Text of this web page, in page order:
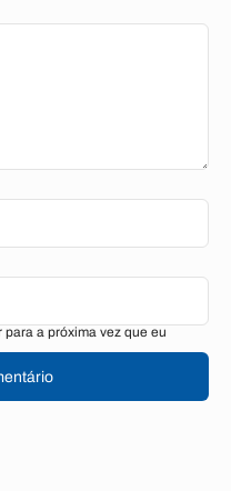
a próxima vez que eu